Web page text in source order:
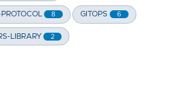
8 GITOPS 6
LIBRARY 2